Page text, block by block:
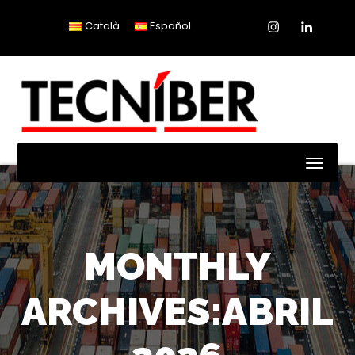
Català Español InstagramLinkedin
MONTHLY
ARCHIVES:ABRIL